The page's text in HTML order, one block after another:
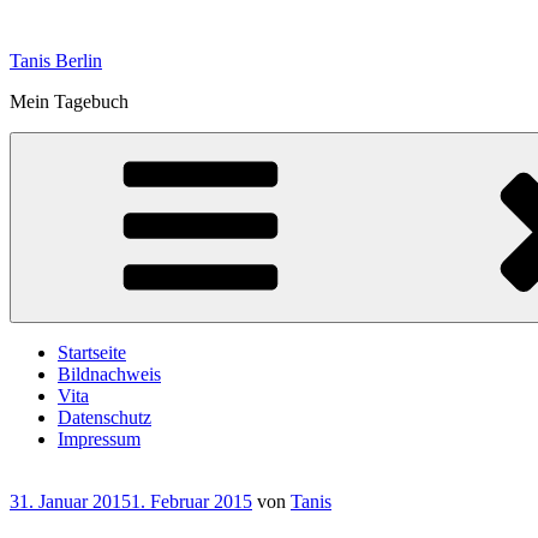
springen
Tanis Berlin
Mein Tagebuch
Startseite
Bildnachweis
Vita
Datenschutz
Impressum
Veröffentlicht
31. Januar 20151. Februar 2015 von Tanis